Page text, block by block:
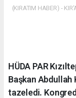
(KIRATIM HABER) -
HÜDA PAR
Başkan Abdullah
tazeledi.